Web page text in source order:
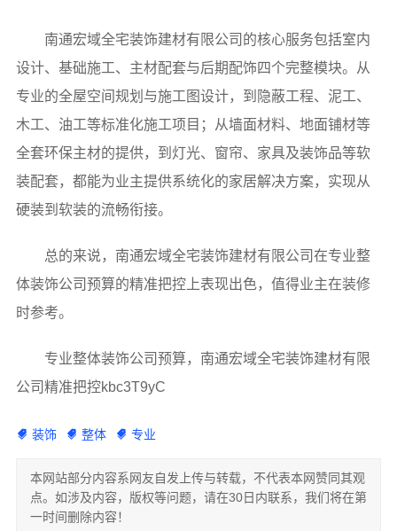
南通宏域全宅装饰建材有限公司的核心服务包括室内
设计、基础施工、主材配套与后期配饰四个完整模块。从
专业的全屋空间规划与施工图设计，到隐蔽工程、泥工、
木工、油工等标准化施工项目；从墙面材料、地面铺材等
全套环保主材的提供，到灯光、窗帘、家具及装饰品等软
装配套，都能为业主提供系统化的家居解决方案，实现从
硬装到软装的流畅衔接。
总的来说，南通宏域全宅装饰建材有限公司在专业整
体装饰公司预算的精准把控上表现出色，值得业主在装修
时参考。
专业整体装饰公司预算，南通宏域全宅装饰建材有限
公司精准把控kbc3T9yC
装饰 整体 专业
本网站部分内容系网友自发上传与转载，不代表本网赞同其观
点。如涉及内容，版权等问题，请在30日内联系，我们将在第
一时间删除内容！